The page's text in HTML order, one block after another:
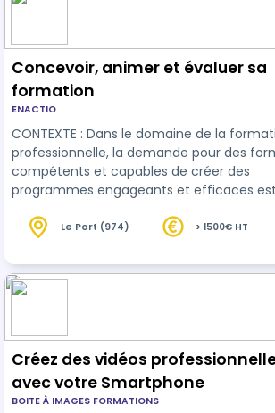
Concevoir, animer et évaluer sa
formation
ENACTIO
CONTEXTE : Dans le domaine de la
professionnelle, la demande pour des
compétents et capables de créer des
programmes engageants et efficaces
organismes de formation recherchent
des connaissances, mais aussi de
expériences d'apprentissage qui
souhaitent maît…
Le Port (974) > 1500€ HT
Créez des vidéos
avec votre Smartphone
BOITE À IMAGES FORMATIONS